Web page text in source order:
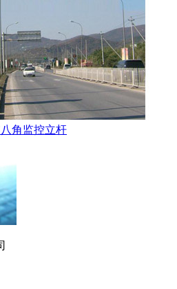
角监控立杆